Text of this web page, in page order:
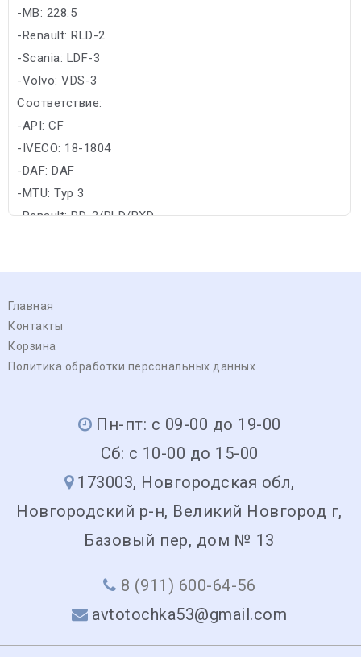
-MB: 228.5
-Renault: RLD-2
-Scania: LDF-3
-Volvo: VDS-3
Соответствие:
-API: CF
-IVECO: 18-1804
-DAF: DAF
-MTU: Typ 3
-Renault: RD-2/RLD/RXD
Главная
Контакты
Корзина
Политика обработки персональных данных
Пн-пт: с 09-00 до 19-00
Сб: с 10-00 до 15-00
173003, Новгородская обл,
Новгородский р-н, Великий Новгород г,
Базовый пер, дом № 13
8 (911) 600-64-56
avtotochka53@gmail.com